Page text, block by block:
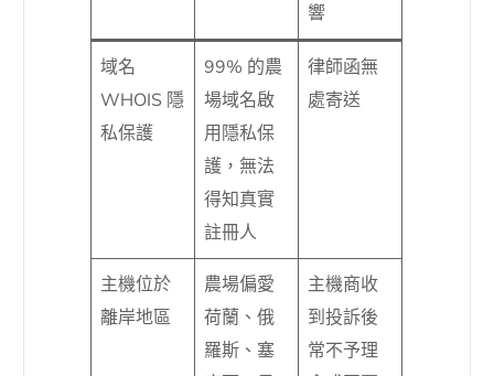
響
域名
WHOIS 隱
私保護
99% 的農
場域名啟
用隱私保
護，無法
得知真實
註冊人
律師函無
處寄送
主機位於
離岸地區
農場偏愛
荷蘭、俄
羅斯、塞
主機商收
到投訴後
常不予理